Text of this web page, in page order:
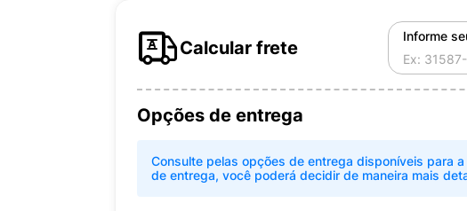
Calcular frete
Informe
Opções de entrega
Consulte pelas opções de entrega disponíveis para
de entrega, você poderá decidir de maneira mais